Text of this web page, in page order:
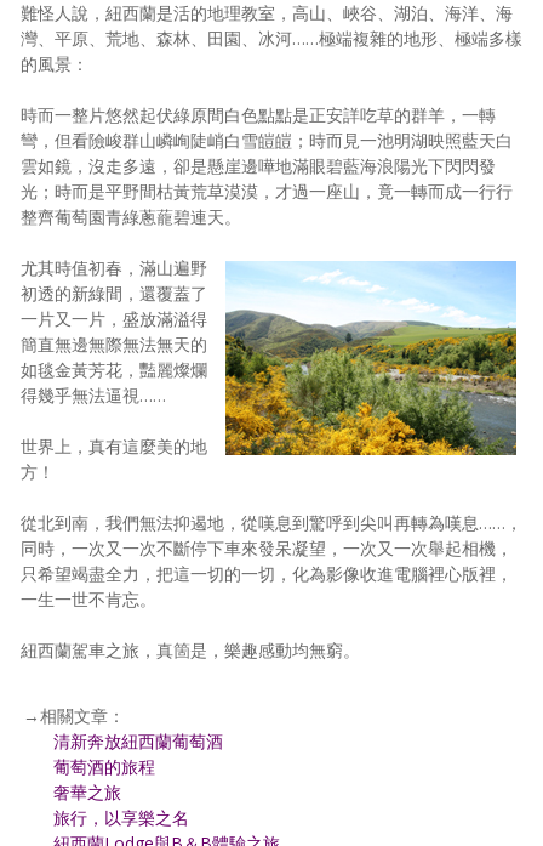
難怪人說，紐西蘭是活的地理教室，高山、峽谷、湖泊、海洋、海
灣、平原、荒地、森林、田園、冰河……極端複雜的地形、極端多樣
的風景：
時而一整片悠然起伏綠原間白色點點是正安詳吃草的群羊，一轉
彎，但看險峻群山嶙峋陡峭白雪皚皚；時而見一池明湖映照藍天白
雲如鏡，沒走多遠，卻是懸崖邊嘩地滿眼碧藍海浪陽光下閃閃發
光；時而是平野間枯黃荒草漠漠，才過一座山，竟一轉而成一行行
整齊葡萄園青綠蔥蘢碧連天。
尤其時值初春，滿山遍野
初透的新綠間，還覆蓋了
一片又一片，盛放滿溢得
簡直無邊無際無法無天的
如毯金黃芳花，豔麗燦爛
得幾乎無法逼視……
世界上，真有這麼美的地
方！
從北到南，我們無法抑遏地，從嘆息到驚呼到尖叫再轉為嘆息……，
同時，一次又一次不斷停下車來發呆凝望，一次又一次舉起相機，
只希望竭盡全力，把這一切的一切，化為影像收進電腦裡心版裡，
一生一世不肯忘。
紐西蘭駕車之旅，真箇是，樂趣感動均無窮。
→相關文章：
清新奔放紐西蘭葡萄酒
葡萄酒的旅程
奢華之旅
旅行，以享樂之名